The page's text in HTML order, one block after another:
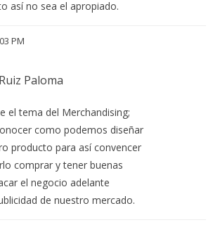
así no sea el apropiado.
PM
Paloma
el tema del Merchandising;
como podemos diseñar
producto para así convencer
comprar y tener buenas
el negocio adelante
de nuestro mercado.